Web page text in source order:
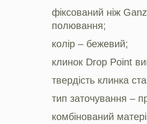
фіксований ніж
полювання;
колір – бежевий;
клинок Drop Point
твердість клинка
тип заточування –
комбінований